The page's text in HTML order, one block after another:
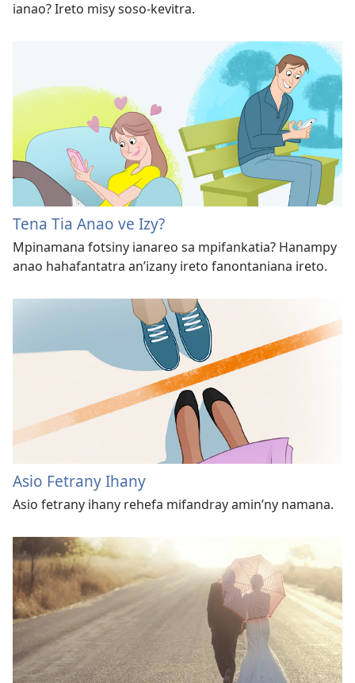
ianao? Ireto misy soso-kevitra.
Tena Tia Anao ve Izy?
Mpinamana fotsiny ianareo sa mpifankatia? Hanampy
anao hahafantatra an’izany ireto fanontaniana ireto.
Asio Fetrany Ihany
Asio fetrany ihany rehefa mifandray amin’ny namana.